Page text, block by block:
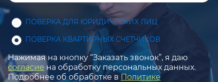
ПОВЕРКА ДЛЯ ЮРИДИЧЕСКИХ ЛИЦ
ПОВЕРКА КВАРТИРНЫХ СЧЕТЧИКОВ
Нажимая на кнопку “Заказать звонок”, я даю
согласие на обработку персональных данных.
Подробнее об обработке в Политике